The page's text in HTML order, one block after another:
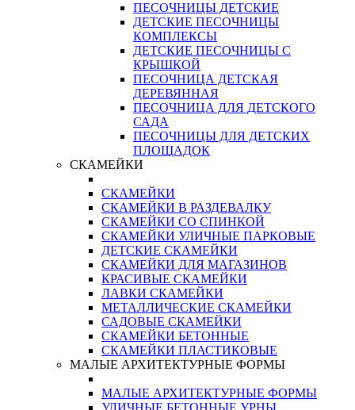
ПЕСОЧНИЦЫ ДЕТСКИЕ
ДЕТСКИЕ ПЕСОЧНИЦЫ
КОМПЛЕКСЫ
ДЕТСКИЕ ПЕСОЧНИЦЫ С
КРЫШКОЙ
ПЕСОЧНИЦА ДЕТСКАЯ
ДЕРЕВЯННАЯ
ПЕСОЧНИЦА ДЛЯ ДЕТСКОГО
САДА
ПЕСОЧНИЦЫ ДЛЯ ДЕТСКИХ
ПЛОЩАДОК
СКАМЕЙКИ
СКАМЕЙКИ
СКАМЕЙКИ В РАЗДЕВАЛКУ
СКАМЕЙКИ СО СПИНКОЙ
СКАМЕЙКИ УЛИЧНЫЕ ПАРКОВЫЕ
ДЕТСКИЕ СКАМЕЙКИ
СКАМЕЙКИ ДЛЯ МАГАЗИНОВ
КРАСИВЫЕ СКАМЕЙКИ
ЛАВКИ СКАМЕЙКИ
МЕТАЛЛИЧЕСКИЕ СКАМЕЙКИ
САДОВЫЕ СКАМЕЙКИ
СКАМЕЙКИ БЕТОННЫЕ
СКАМЕЙКИ ПЛАСТИКОВЫЕ
МАЛЫЕ АРХИТЕКТУРНЫЕ ФОРМЫ
МАЛЫЕ АРХИТЕКТУРНЫЕ ФОРМЫ
УЛИЧНЫЕ БЕТОННЫЕ УРНЫ